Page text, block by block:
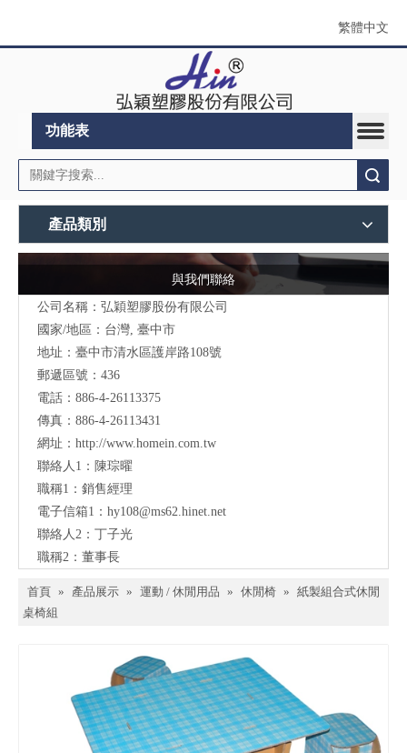
繁體中文
功能表
產品類別
與我們聯絡
公司名稱：弘穎塑膠股份有限公司
國家/地區：台灣, 臺中市
地址：臺中市清水區護岸路108號
郵遞區號：436
電話：886-4-26113375
傳真：886-4-26113431
網址： http://www.homein.com.tw
聯絡人1：陳琮曜
職稱1：銷售經理
電子信箱1： hy108@ms62.hinet.net
聯絡人2：丁子光
職稱2：董事長
首頁 » 產品展示 » 運動 / 休閒用品 » 休閒椅 » 紙製組合式休閒
桌椅組